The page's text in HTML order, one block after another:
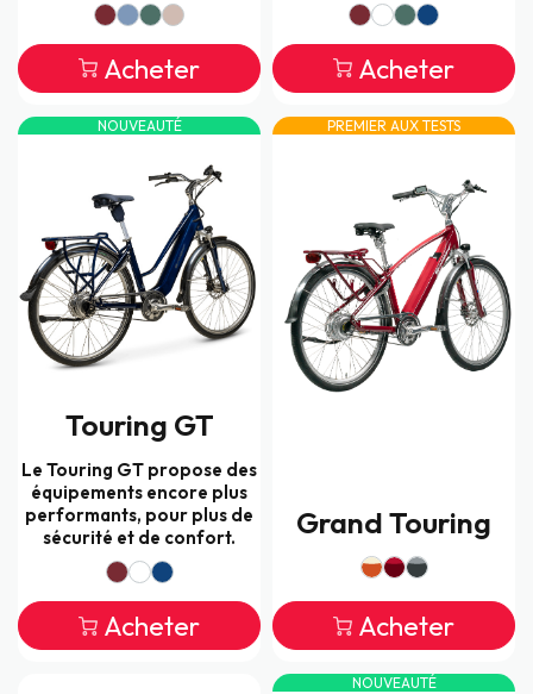
Acheter Acheter
NOUVEAUTÉ
Touring GT
Le Touring GT propose des
équipements encore plus
performants, pour plus de
sécurité et de confort.
Acheter
PREMIER AUX TESTS
Grand Touring
Acheter
NOUVEAUTÉ